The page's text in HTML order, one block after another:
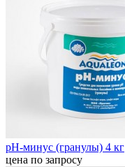
pH-минус (гранулы) 4 кг
цена по запросу